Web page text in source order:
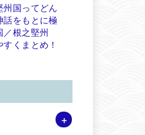
州国ってどん
話をもとに極
／根之堅州
くまとめ！